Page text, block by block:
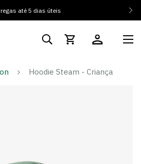
até 5 dias úteis
Hoodie Steam - Criança